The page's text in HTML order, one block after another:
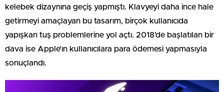
kelebek dizaynına geçiş yapmıştı. Klavyeyi daha ince hale
getirmeyi amaçlayan bu tasarım, birçok kullanıcıda
yapışkan tuş problemlerine yol açtı. 2018’de başlatılan bir
dava ise Apple’ın kullanıcılara para ödemesi yapmasıyla
sonuçlandı.